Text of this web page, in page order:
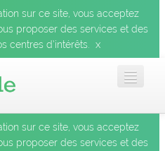
sur ce site, vous acceptez
proposer des services et des
centres d’intérêts.
x
Accueil
sur ce site, vous acceptez
proposer des services et des